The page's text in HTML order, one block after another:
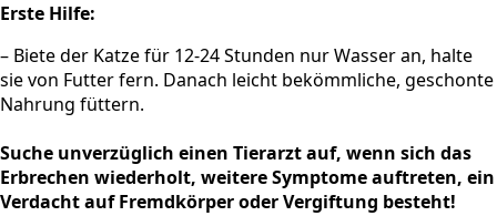
Erste Hilfe:
– Biete der Katze für 12-24 Stunden nur Wasser an, halte
sie von Futter fern. Danach leicht bekömmliche, geschonte
Nahrung füttern.
Suche unverzüglich einen Tierarzt auf, wenn sich das
Erbrechen wiederholt, weitere Symptome auftreten, ein
Verdacht auf Fremdkörper oder Vergiftung besteht!